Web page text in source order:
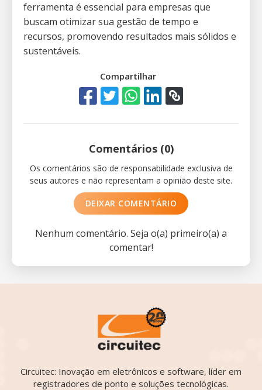
ferramenta é essencial para empresas que
buscam otimizar sua gestão de tempo e
recursos, promovendo resultados mais sólidos e
sustentáveis.
Compartilhar
Comentários (0)
Os comentários são de responsabilidade exclusiva de
seus autores e não representam a opinião deste site.
DEIXAR COMENTÁRIO
Nenhum comentário. Seja o(a) primeiro(a) a
comentar!
Circuitec: Inovação em eletrônicos e software, líder em
registradores de ponto e soluções tecnológicas.